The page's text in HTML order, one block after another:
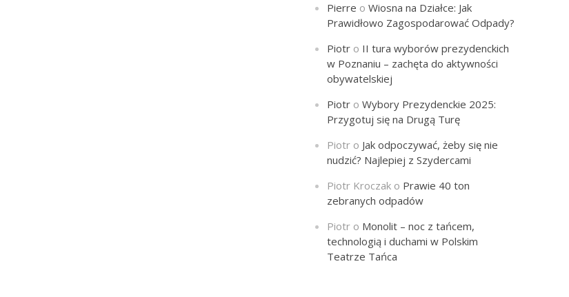
Pierre oWiosna na Działce: Jak
Prawidłowo Zagospodarować Odpady?
Piotr o II tura wyborów prezydenckich
w Poznaniu – zachęta do aktywności
obywatelskiej
Piotr oWybory Prezydenckie 2025:
Przygotuj się na Drugą Turę
Piotr o Jak odpoczywać, żeby się nie
nudzić? Najlepiej z Szydercami
Piotr Kroczak o Prawie 40 ton
zebranych odpadów
Piotr o Monolit – noc z tańcem,
technologią i duchami w Polskim
Teatrze Tańca